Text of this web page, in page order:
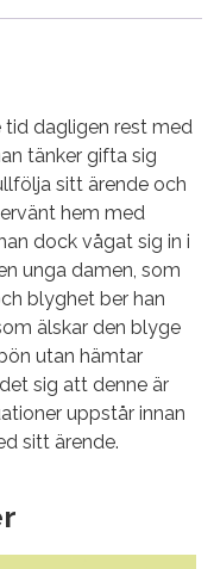
tid dagligen rest med
tänker gifta sig
sitt ärende och
hem med
dock vågat sig in i
unga damen, som
blyghet ber han
älskar den blyge
utan hämtar
sig att denne är
uppstår innan
sitt ärende.